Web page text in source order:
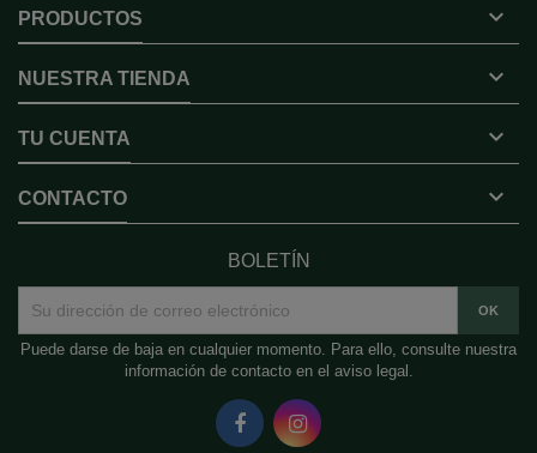
PRODUCTOS 
NUESTRA TIENDA 
TU CUENTA 
CONTACTO 
BOLETÍN
Puede darse de baja en cualquier momento. Para ello, consulte nuestra
información de contacto en el aviso legal.